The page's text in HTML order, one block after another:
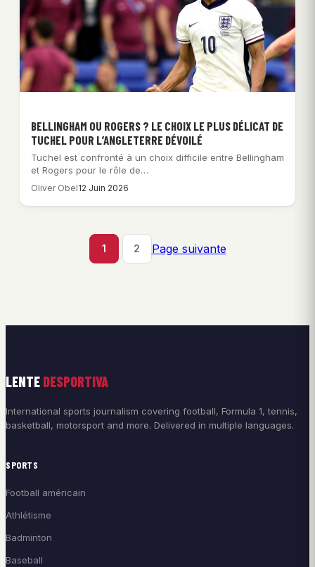
BELLINGHAM OU ROGERS ? LE CHOIX LE PLUS DÉLICAT DE
TUCHEL POUR L’ANGLETERRE DÉVOILÉ
Tuchel est confronté à un choix difficile entre Bellingham
et Rogers pour le rôle de…
Oliver Obel12 Juin 2026
1 2 Page suivante
LENTE DESPORTIVA
International sports journalism covering football, Formula 1, tennis,
basketball, motorsport and more. Delivered in multiple languages.
SPORTS
Football américain
Athlétisme
Badminton
Baseball